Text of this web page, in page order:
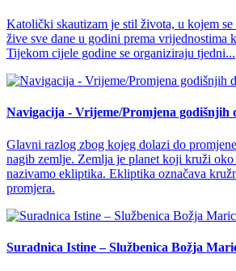
Katolički skautizam je stil života, u kojem
žive sve dane u godini prema vrijednostima
Tijekom cijele godine se organiziraju tjedni...
Navigacija - Vrijeme/Promjena godišnjih
Glavni razlog zbog kojeg dolazi do
nagib zemlje. Zemlja je planet koji kruži
nazivamo ekliptika. Ekliptika označava
promjera.
Suradnica Istine – Službenica Božja